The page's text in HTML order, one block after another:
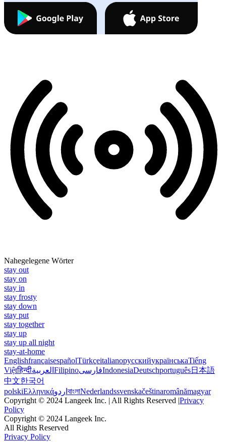
Nahegelegene Wörter
stay out
stay on
stay in
stay frosty
stay down
stay put
stay together
stay up
stay up all night
stay-at-home
EnglishfrançaisespañolTürkçeitalianoрусскийукраїнськаTiếng
Việtहिन्दीالعربية FilipinoفارسیIndonesiaDeutschportuguês日本語
中文한국어
polskiΕλληνικάاردو বাংলাNederlandssvenskačeštinaromânămagyar
Copyright © 2024 Langeek Inc. | All Rights Reserved |Privacy
Policy
Copyright © 2024 Langeek Inc.
All Rights Reserved
Privacy Policy